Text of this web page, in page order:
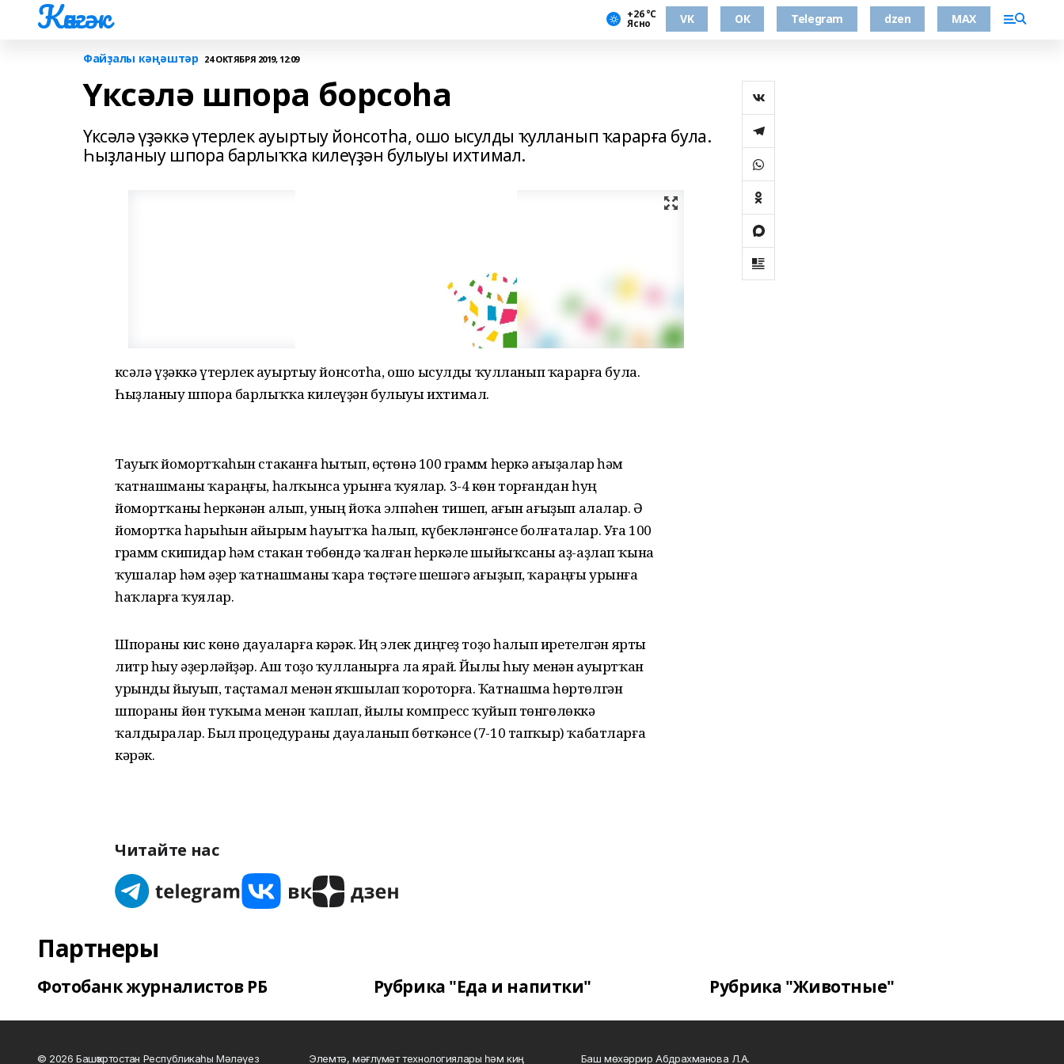
Көнгәк +26 °С
Ясно VK ОК Telegram dzen MAX
Файҙалы кәңәштәр 24 ОКТЯБРЯ 2019, 12:09
Үксәлә шпора борсоһа
Үксәлә үҙәккә үтерлек ауыртыу йонсотһа, ошо ысулды ҡулланып ҡарарға була.
Һыҙланыу шпора барлыҡҡа килеүҙән булыуы ихтимал.
Үксәлә үҙәккә үтерлек ауыртыу йонсотһа, ошо ысулды ҡулланып ҡарарға була.
Һыҙланыу шпора барлыҡҡа килеүҙән булыуы ихтимал.
Тауыҡ йомортҡаһын стаканға һытып, өҫтөнә 100 грамм һеркә ағыҙалар һәм
ҡатнашманы ҡараңғы, һалҡынса урынға ҡуялар. 3-4 көн торғандан һуң
йомортҡаны һеркәнән алып, уның йоҡа элпәһен тишеп, ағын ағыҙып алалар. Ә
йомортҡа һарыһын айырым һауытҡа һалып, күбекләнгәнсе болғаталар. Уға 100
грамм скипидар һәм стакан төбөндә ҡалған һеркәле шыйыҡсаны аҙ-аҙлап ҡына
ҡушалар һәм әҙер ҡатнашманы ҡара төҫтәге шешәгә ағыҙып, ҡараңғы урынға
һаҡларға ҡуялар.
Шпораны кис көнө дауаларға кәрәк. Иң элек диңгеҙ тоҙо һалып иретелгән ярты
литр һыу әҙерләйҙәр. Аш тоҙо ҡулланырға ла ярай. Йылы һыу менән ауыртҡан
урынды йыуып, таҫтамал менән яҡшылап ҡороторға. Ҡатнашма һөртөлгән
шпораны йөн туҡыма менән ҡаплап, йылы компресс ҡуйып төнгөлөккә
ҡалдыралар. Был процедураны дауаланып бөткәнсе (7-10 тапҡыр) ҡабатларға
кәрәк.
Читайте нас
Партнеры
Фотобанк журналистов РБ Рубрика "Еда и напитки" Рубрика "Животные"
© 2026 Башҡортостан Республикаһы Мәләүез Элемтә, мәғлүмәт технологиялары һәм киң Баш мөхәррир Абдрахманова Л.А.